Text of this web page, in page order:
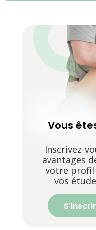
Vous
Inscrivez-
avantages
votre profil
vos